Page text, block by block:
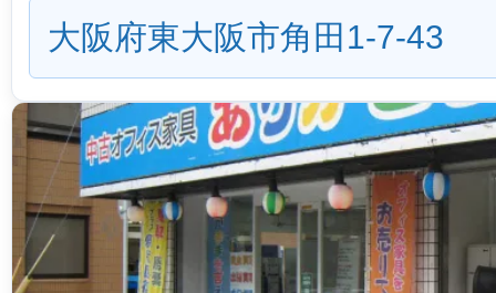
大阪府東大阪市角田1-7-43